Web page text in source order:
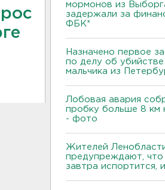
мормонов из
задержали за
ФБК*
Назначено первое
по делу об убийстве
мальчика из
Лобовая авария
пробку больше 8 км
- фото
Жителей
предупреждают, что
завтра испортится,